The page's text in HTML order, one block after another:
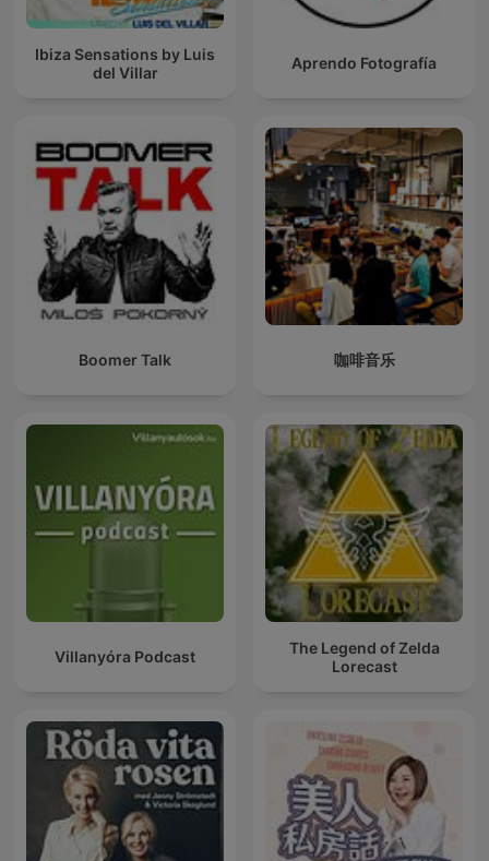
Ibiza Sensations by Luis
del Villar
Aprendo Fotografía
Boomer Talk 咖啡音乐
Villanyóra Podcast
The Legend of Zelda
Lorecast